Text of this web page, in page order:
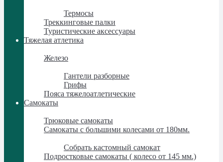
Термосы
Треккинговые палки
Туристические аксессуары
Тяжелая атлетика
Железо
Гантели разборные
Грифы
Пояса тяжелоатлетические
Самокаты
Трюковые самокаты
Самокаты с большими колесами от 180мм.
Собрать кастомный самокат
Подростковые самокаты ( колесо от 145 мм.)